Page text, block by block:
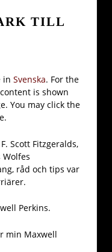
TILL
in Svenska. For the
is shown
You may click the
Scott Fitzgeralds,
Wolfes
råd och tips var
Perkins.
min Maxwell